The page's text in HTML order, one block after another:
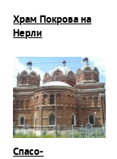
Храм Покрова на
Нерли
Спасо-